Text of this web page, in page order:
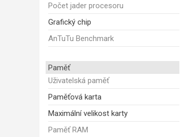
Počet jader procesoru
Grafický chip
AnTuTu Benchmark
Paměť
Uživatelská paměť
Paměťová karta
Maximální velikost karty
Paměť RAM